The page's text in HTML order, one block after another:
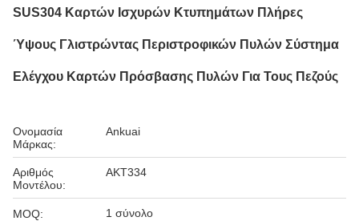
SUS304 Καρτών Ισχυρών Κτυπημάτων Πλήρες
Ύψους Γλιστρώντας Περιστροφικών Πυλών Σύστημα
Ελέγχου Καρτών Πρόσβασης Πυλών Για Τους Πεζούς
Ονομασία
Μάρκας:
Ankuai
Αριθμός
Μοντέλου:
AKT334
MOQ: 1 σύνολο